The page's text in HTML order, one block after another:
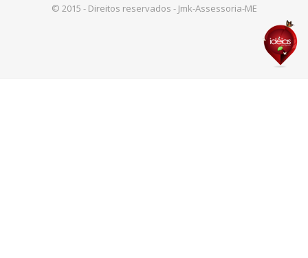
© 2015 - Direitos reservados - Jmk-Assessoria-ME